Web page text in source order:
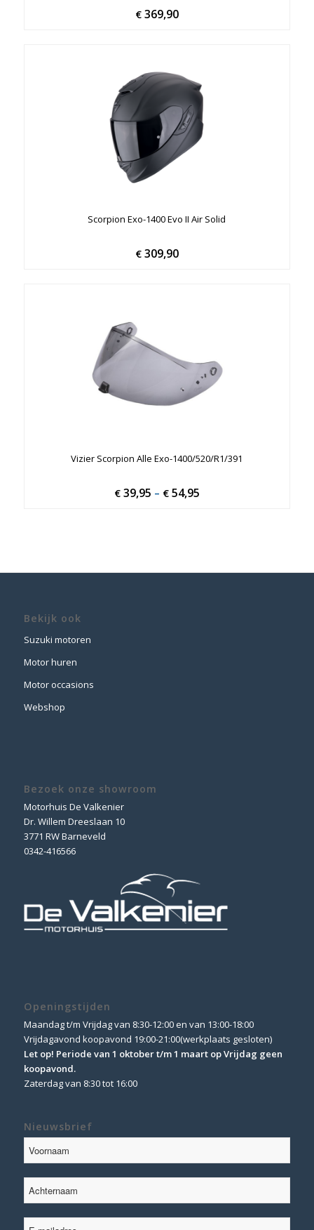
€369,90
Scorpion Exo-1400 Evo II Air Solid
€309,90
Vizier Scorpion Alle Exo-1400/520/R1/391
€39,95 – €54,95Price
Bekijk ook
Suzuki motoren
Motor huren
Motor occasions
Webshop
Bezoek onze showroom
Motorhuis De Valkenier
Dr. Willem Dreeslaan 10
3771 RW Barneveld
0342-416566
Openingstijden
Maandag t/m Vrijdag van 8:30-12:00 en van 13:00-18:00
Vrijdagavond koopavond 19:00-21:00(werkplaats gesloten)
Let op! Periode van 1 oktober t/m 1 maart op Vrijdag geen
koopavond.
Zaterdag van 8:30 tot 16:00
Nieuwsbrief